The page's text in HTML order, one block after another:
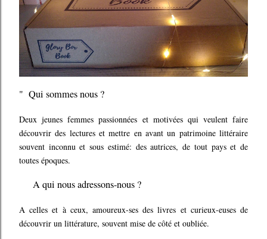
" Qui sommes nous ?
Deux jeunes femmes passionnées et motivées qui veulent faire
découvrir des lectures et mettre en avant un patrimoine littéraire
souvent inconnu et sous estimé: des autrices, de tout pays et de
toutes époques.
A qui nous adressons-nous ?
A celles et à ceux, amoureux-ses des livres et curieux-euses de
découvrir un littérature, souvent mise de côté et oubliée.